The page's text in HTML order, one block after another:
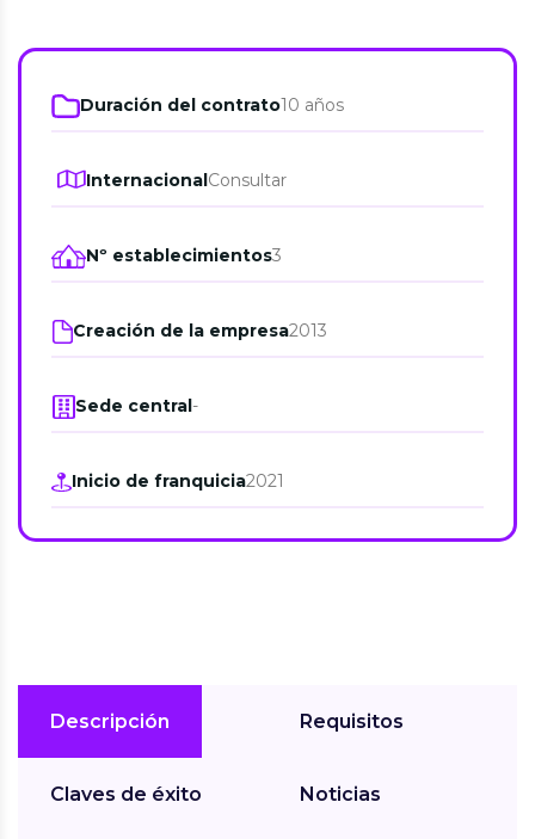
Duración del contrato10 años
InternacionalConsultar
Nº establecimientos3
Creación de la empresa2013
Sede central-
Inicio de franquicia2021
Descripción
Claves de éxito
Requisitos
Noticias